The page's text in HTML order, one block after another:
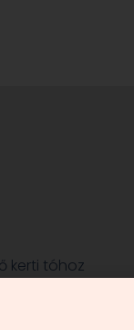
kerti tóhoz